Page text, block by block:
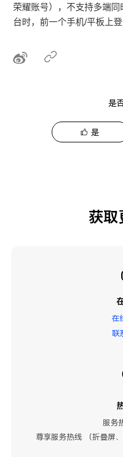
荣耀账号），不支持多端
台时，前一个手机/平板上
是
是
获取
在
联
服务
尊享服务热线 （折叠屏、